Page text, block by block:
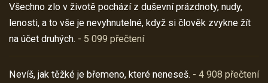
Všechno zlo v životě pochází z duševní prázdnoty, nudy,
lenosti, a to vše je nevyhnutelné, když si člověk zvykne žít
na účet druhých. - 5 099 přečtení
Nevíš, jak těžké je břemeno, které neneseš. - 4 908 přečtení